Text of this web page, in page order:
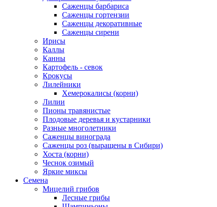
Саженцы барбариса
Саженцы гортензии
Саженцы декоративные
Саженцы сирени
Ирисы
Каллы
Канны
Картофель - севок
Крокусы
Лилейники
Хемерокалисы (корни)
Лилии
Пионы травянистые
Плодовые деревья и кустарники
Разные многолетники
Саженцы винограда
Саженцы роз (выращены в Сибири)
Хоста (корни)
Чеснок озимый
Яркие миксы
Семена
Мицелий грибов
Лесные грибы